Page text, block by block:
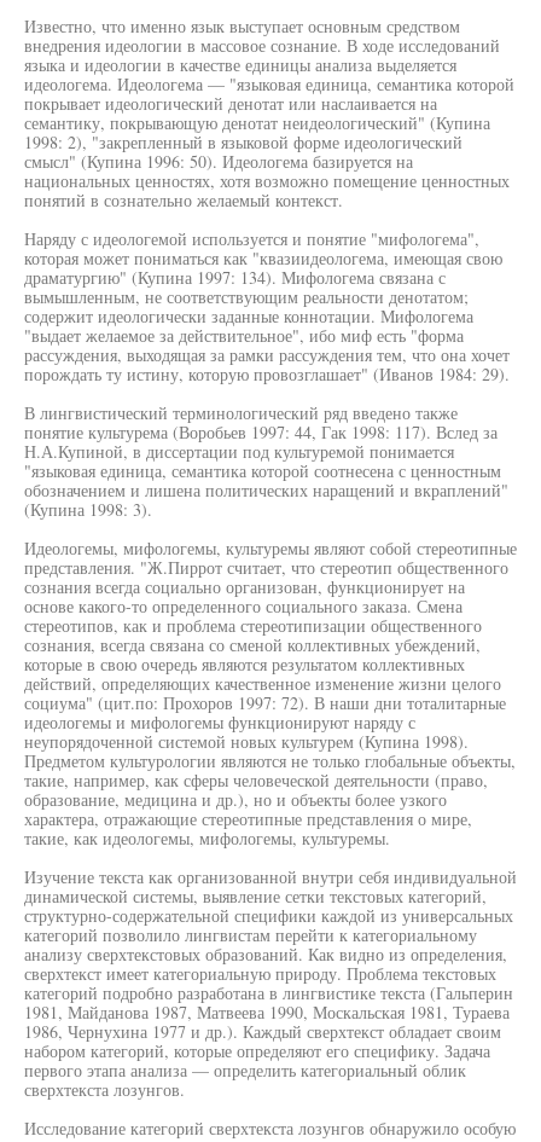
Известно, что именно язык выступает основным средством
внедрения идеологии в массовое сознание. В ходе исследований
языка и идеологии в качестве единицы анализа выделяется
идеологема. Идеологема — "языковая единица, семантика которой
покрывает идеологический денотат или наслаивается на
семантику, покрывающую денотат неидеологический" (Купина
1998: 2), "закрепленный в языковой форме идеологический
смысл" (Купина 1996: 50). Идеологема базируется на
национальных ценностях, хотя возможно помещение ценностных
понятий в сознательно желаемый контекст.
Наряду с идеологемой используется и понятие "мифологема",
которая может пониматься как "квазиидеологема, имеющая свою
драматургию" (Купина 1997: 134). Мифологема связана с
вымышленным, не соответствующим реальности денотатом;
содержит идеологически заданные коннотации. Мифологема
"выдает желаемое за действительное", ибо миф есть "форма
рассуждения, выходящая за рамки рассуждения тем, что она хочет
порождать ту истину, которую провозглашает" (Иванов 1984: 29).
В лингвистический терминологический ряд введено также
понятие культурема (Воробьев 1997: 44, Гак 1998: 117). Вслед за
Н.А.Купиной, в диссертации под культуремой понимается
"языковая единица, семантика которой соотнесена с ценностным
обозначением и лишена политических наращений и вкраплений"
(Купина 1998: 3).
Идеологемы, мифологемы, культуремы являют собой стереотипные
представления. "Ж.Пиррот считает, что стереотип общественного
сознания всегда социально организован, функционирует на
основе какого-то определенного социального заказа. Смена
стереотипов, как и проблема стереотипизации общественного
сознания, всегда связана со сменой коллективных убеждений,
которые в свою очередь являются результатом коллективных
действий, определяющих качественное изменение жизни целого
социума" (цит.по: Прохоров 1997: 72). В наши дни тоталитарные
идеологемы и мифологемы функционируют наряду с
неупорядоченной системой новых культурем (Купина 1998).
Предметом культурологии являются не только глобальные объекты,
такие, например, как сферы человеческой деятельности (право,
образование, медицина и др.), но и объекты более узкого
характера, отражающие стереотипные представления о мире,
такие, как идеологемы, мифологемы, культуремы.
Изучение текста как организованной внутри себя индивидуальной
динамической системы, выявление сетки текстовых категорий,
структурно-содержательной специфики каждой из универсальных
категорий позволило лингвистам перейти к категориальному
анализу сверхтекстовых образований. Как видно из определения,
сверхтекст имеет категориальную природу. Проблема текстовых
категорий подробно разработана в лингвистике текста (Гальперин
1981, Майданова 1987, Матвеева 1990, Москальская 1981, Тураева
1986, Чернухина 1977 и др.). Каждый сверхтекст обладает своим
набором категорий, которые определяют его специфику. Задача
первого этапа анализа — определить категориальный облик
сверхтекста лозунгов.
Исследование категорий сверхтекста лозунгов обнаружило особую